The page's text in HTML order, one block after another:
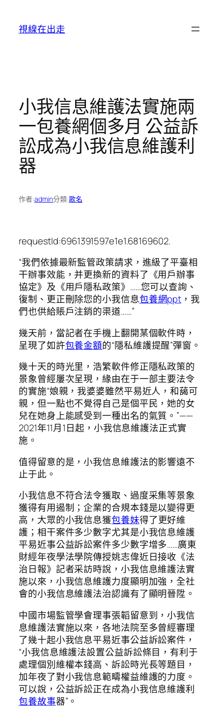
視線在出走
小我信息維護法實施兩
一包養網個多月 公益訴
訟成為小我信息維護利
器
作者:admin分類:歌名
requestId:6961391597e1e1.68169602.
“我們依據最新監管政策請求，進級了平臺相
干辦事效能，并更換新的資料了《用戶辦事
協定》及《用戶隱私政策》……您可以查詢、
復制、更正刪除您的小我信息包養網ppt ，我
們也供給賬戶注銷的渠道……”
幾天前，當記者在手機上翻開某個軟件時，
呈現了如許包養金額的“隱私維護提醒”彈窗。
幾十天的時光里，浩繁軟件修正隱私政策的
景象曾經屢次呈現，緣由在于一部主要法令
的實施“娘親，我婆婆雖然平易近人，和藹可
親，但一點也不覺得自己是個平民，她的女
兒在她身上能感受到一種出名的氣質。”——
2021年11月1日起，小我信息維護法正式實
施。
值得留意的是，小我信息維護法的影響遠不
止于此。
小我信息不符合法令獲取、過度采集等景象
獲得有用遏制；企業的合規本錢是以變得更
高，大眾的小我信息獲包養妹得了更好維
護；相干案件多少數字尤其是小我信息維護
平易近事公益訴訟案件多少數字增多……廣東
財經年夜學法學院傳授姚志偉近日接收《法
治日報》記者采訪時說，小我信息維護法實
施以來，小我信息維護力度顯明加強，全社
會的小我信息維護法治認識有了顯明晉陞。
中國市場監管學會理事張韜留意到，小我信
息維護法實施以來，各地法院至多曾經審理
了幾十起小我信息平易近事公益訴訟案件，
“小我信息維護法設置公益訴訟條目，有利于
處理個別維權本錢高、訴訟時光長等題目，
加年夜了對小我信息範疇權益維護的力度。
可以說，公益訴訟正在成為小我信息維護利
包養故事器”。